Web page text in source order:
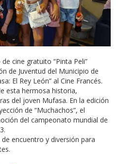
cine gratuito “Pinta Peli”
de Juventud del Municipio de
El Rey León” al Cine Francés.
esta hermosa historia,
del joven Mufasa. En la edición
de “Muchachos”, el
del campeonato mundial de
encuentro y diversión para